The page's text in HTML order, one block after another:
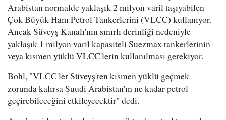
Arabistan normalde yaklaşık 2 milyon varil taşıyabilen
Çok Büyük Ham Petrol Tankerlerini (VLCC) kullanıyor.
Ancak Süveyş Kanalı'nın sınırlı derinliği nedeniyle
yaklaşık 1 milyon varil kapasiteli Suezmax tankerlerinin
veya kısmen yüklü VLCC'lerin kullanılması gerekiyor.
Bohl, "VLCC'ler Süveyş'ten kısmen yüklü geçmek
zorunda kalırsa Suudi Arabistan'ın ne kadar petrol
geçirebileceğini etkileyecektir" dedi.